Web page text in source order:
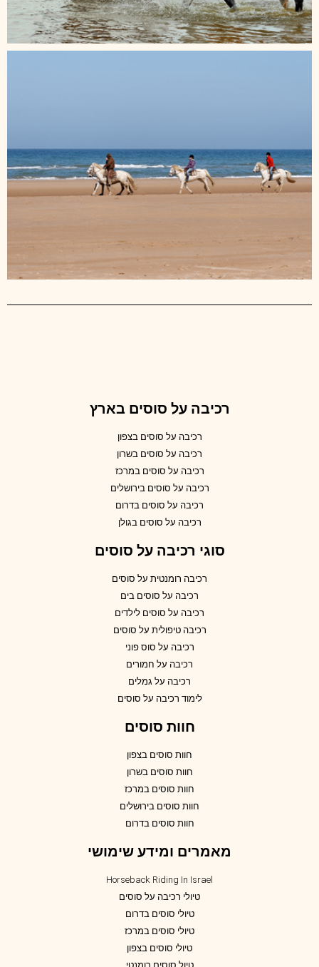
רכיבה על סוסים בארץ
רכיבה על סוסים בצפון
רכיבה על סוסים בשרון
רכיבה על סוסים במרכז
רכיבה על סוסים בירושלים
רכיבה על סוסים בדרום
רכיבה על סוסים בגולן
סוגי רכיבה על סוסים
רכיבה רומנטית על סוסים
רכיבה על סוסים בים
רכיבה על סוסים לילדים
רכיבה טיפולית על סוסים
רכיבה על סוס פוני
רכיבה על חמורים
רכיבה על גמלים
לימוד רכיבה על סוסים
חוות סוסים
חוות סוסים בצפון
חוות סוסים בשרון
חוות סוסים במרכז
חוות סוסים בירושלים
חוות סוסים בדרום
מאמרים ומידע שימושי
Horseback Riding In Israel
טיולי רכיבה על סוסים
טיולי סוסים בדרום
טיולי סוסים במרכז
טיולי סוסים בצפון